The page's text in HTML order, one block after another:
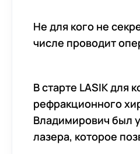
Не для кого не
числе проводит
В старте LASIK
рефракционного
Владимирович был
лазера, которое